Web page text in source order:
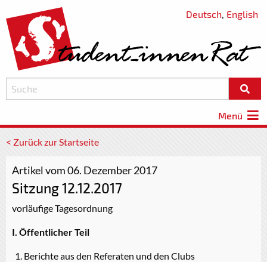
Deutsch, English
Menü
< Zurück zur Startseite
Artikel vom 06. Dezember 2017
Sitzung 12.12.2017
vorläufige Tagesordnung
I. Öffentlicher Teil
Berichte aus den Referaten und den Clubs